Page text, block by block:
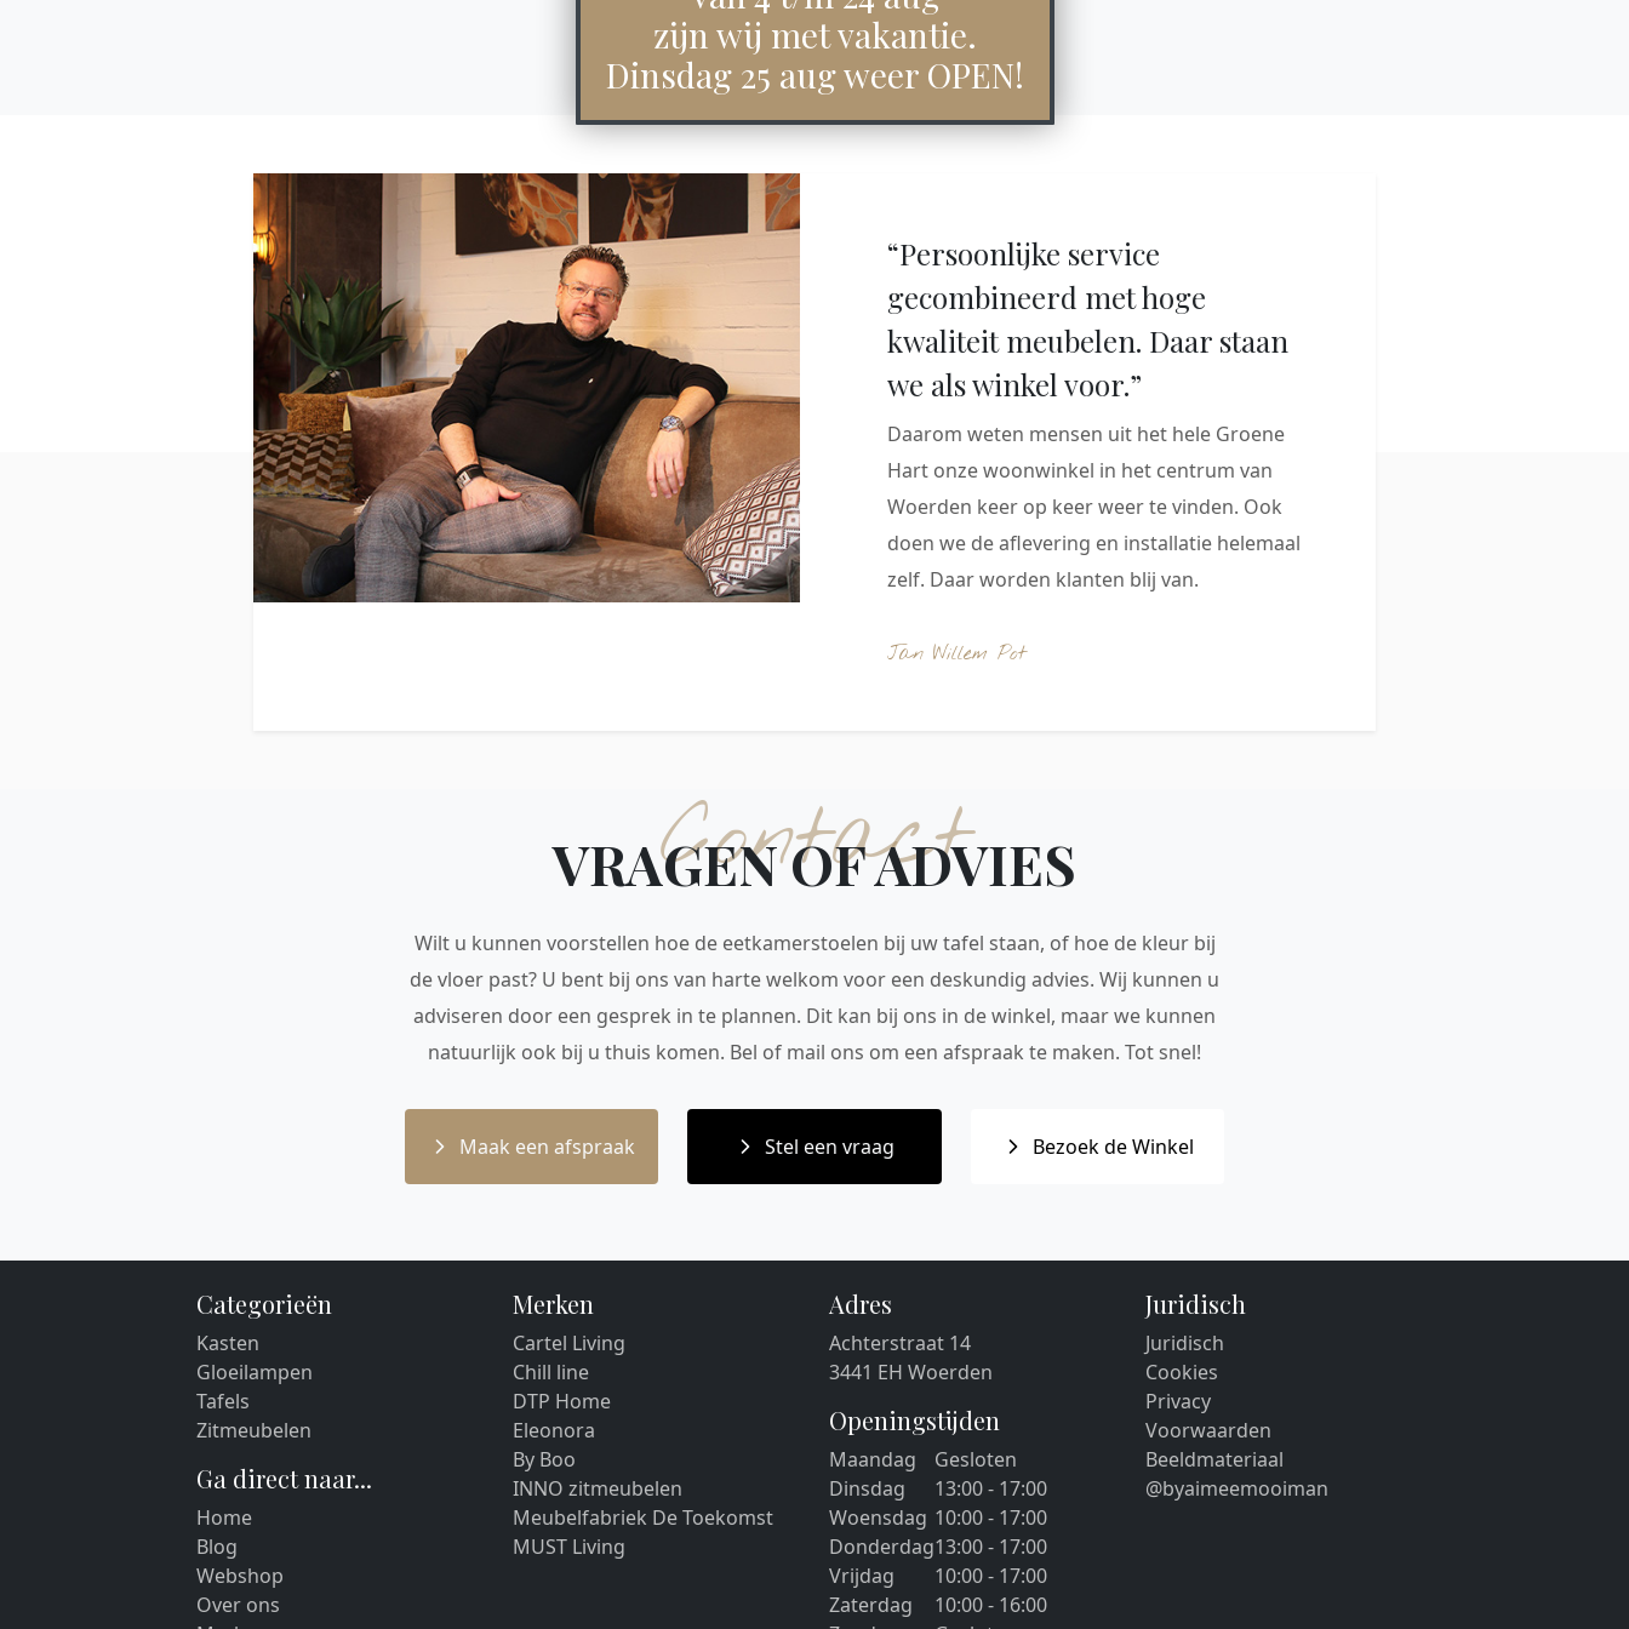
“Persoonlijke service
gecombineerd met hoge
kwaliteit meubelen. Daar staan
we als winkel voor.”
Daarom weten mensen uit het hele Groene
Hart onze woonwinkel in het centrum van
Woerden keer op keer weer te vinden. Ook
doen we de aflevering en installatie helemaal
zelf. Daar worden klanten blij van.
Jan Willem Pot
Contact
VRAGEN OF ADVIES
Wilt u kunnen voorstellen hoe de eetkamerstoelen bij uw tafel staan, of hoe de kleur bij
de vloer past? U bent bij ons van harte welkom voor een deskundig advies. Wij kunnen u
adviseren door een gesprek in te plannen. Dit kan bij ons in de winkel, maar we kunnen
natuurlijk ook bij u thuis komen. Bel of mail ons om een afspraak te maken. Tot snel!
Maak een afspraak Stel een vraag Bezoek de Winkel
Categorieën
Kasten
Gloeilampen
Tafels
Zitmeubelen
Ga direct naar...
Home
Blog
Webshop
Over ons
Merken
Cartel Living
Chill line
DTP Home
Eleonora
By Boo
INNO zitmeubelen
Meubelfabriek De Toekomst
MUST Living
Adres
Achterstraat 14
3441 EH Woerden
Openingstijden
Maandag
Gesloten
Dinsdag
13:00 - 17:00
Woensdag 10:00 - 17:00
Donderdag13:00 - 17:00
Vrijdag
10:00 - 17:00
Zaterdag
10:00 - 16:00
Juridisch
Juridisch
Cookies
Privacy
Voorwaarden
Beeldmateriaal
@byaimeemooiman
zijn wij met vakantie.
Dinsdag 25 aug weer OPEN!